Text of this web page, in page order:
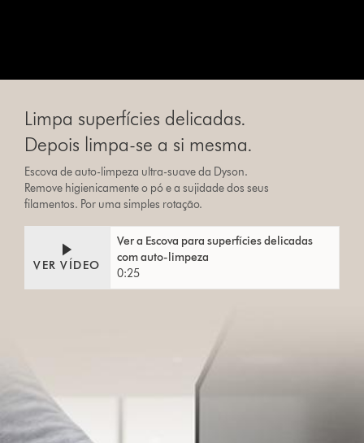
Limpa superfícies delicadas.
Depois limpa-se a si mesma.
Escova de auto-limpeza ultra-suave da Dyson.
Remove higienicamente o pó e a sujidade dos seus
filamentos. Por uma simples rotação.
Transcript
transcrição
VER VÍDEO
Ver a Escova para superfícies delicadas
com auto-limpeza
0:25